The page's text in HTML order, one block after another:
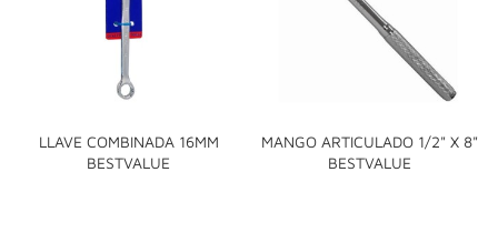
LLAVE COMBINADA 16MM
BESTVALUE
MANGO ARTICULADO 1/2" X 8"
BESTVALUE